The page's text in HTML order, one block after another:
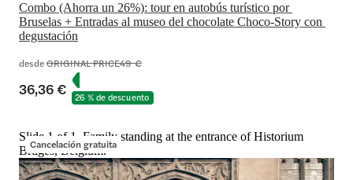
Combo (Ahorra un 26%): tour en autobús turístico por
Bruselas + Entradas al museo del chocolate Choco-Story con
degustación
desdeORIGINAL PRICE49 €
36,36 € 26 % de descuento
Cancelación gratuita
Slide 1 of 1, Family standing at the entrance of Historium
Bruges, Belgium.